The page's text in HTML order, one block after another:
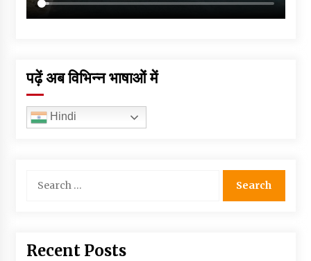
पढ़ें अब विभिन्न भाषाओं में
Hindi
for:
Recent Posts